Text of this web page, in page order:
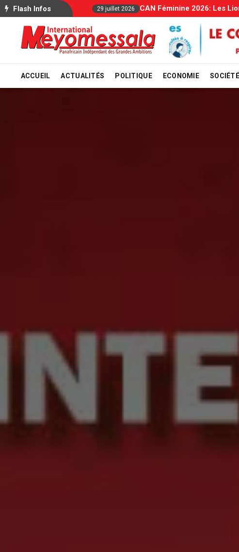
ACCUEIL ACTUALITÉS POLITIQUE ECONOMIE SOCIÉTÉ
Flash Infos 29 juillet 2026 Allocations